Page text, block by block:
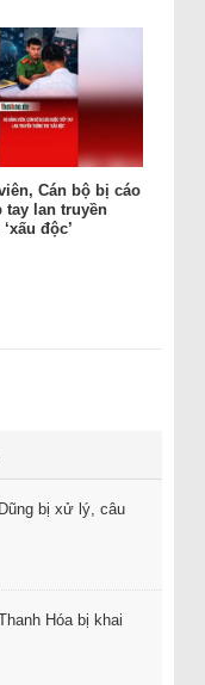
Cán bộ bị cáo
tay lan truyền
độc’
bị xử lý, câu
Hóa bị khai